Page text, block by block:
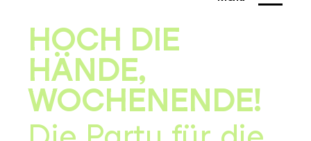
HOCH DIE
HÄNDE,
WOCHENENDE!